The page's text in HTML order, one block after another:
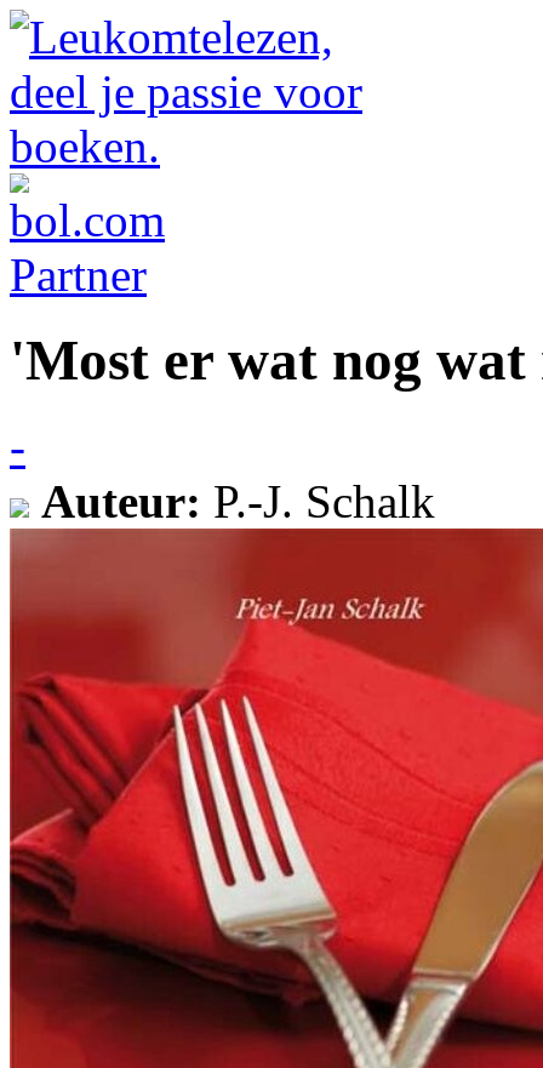
'Most er wat nog wat
-
Auteur: P.-J. Schalk